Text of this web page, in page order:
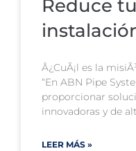
Reduce
Â¿CuÃ¡l es la
“En ABN Pipe
proporcionar
innovadoras y de
LEER MÁS »